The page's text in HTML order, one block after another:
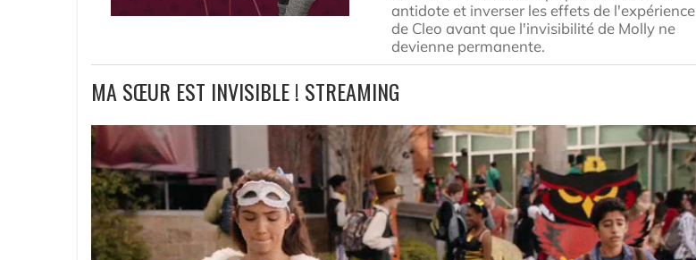
antidote et inverser les effets de l'expérience
de Cleo avant que l'invisibilité de Molly ne
devienne permanente.
MA SŒUR EST INVISIBLE ! STREAMING